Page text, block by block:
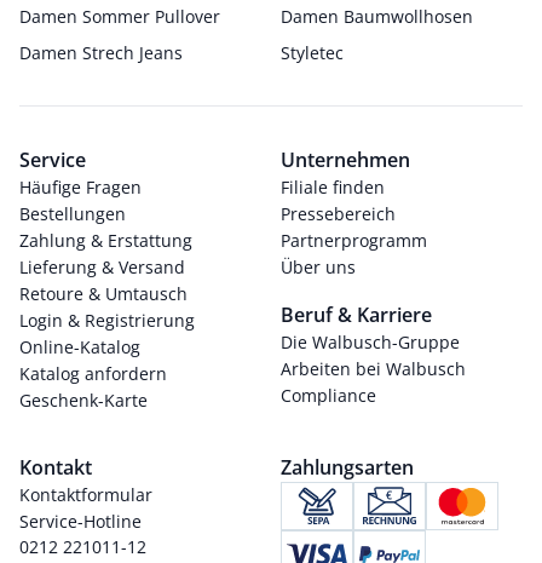
Damen Sommer Pullover
Damen Baumwollhosen
Damen Strech Jeans
Styletec
Service
Häufige Fragen
Bestellungen
Zahlung & Erstattung
Lieferung & Versand
Retoure & Umtausch
Login & Registrierung
Online-Katalog
Katalog anfordern
Geschenk-Karte
Unternehmen
Filiale finden
Pressebereich
Partnerprogramm
Über uns
Beruf & Karriere
Die Walbusch-Gruppe
Arbeiten bei Walbusch
Compliance
Kontakt
Kontaktformular
Service-Hotline
0212 221011-12
Zahlungsarten